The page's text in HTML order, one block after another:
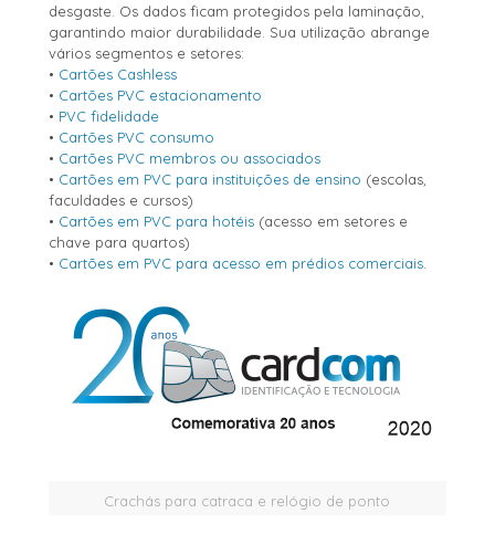
desgaste. Os dados ficam protegidos pela laminação,
garantindo maior durabilidade. Sua utilização abrange
vários segmentos e setores:
• Cartões Cashless
• Cartões PVC estacionamento
• PVC fidelidade
• Cartões PVC consumo
• Cartões PVC membros ou associados
• Cartões em PVC para instituições de ensino (escolas,
faculdades e cursos)
• Cartões em PVC para hotéis (acesso em setores e
chave para quartos)
• Cartões em PVC para acesso em prédios comerciais
Crachás para catraca e relógio de ponto